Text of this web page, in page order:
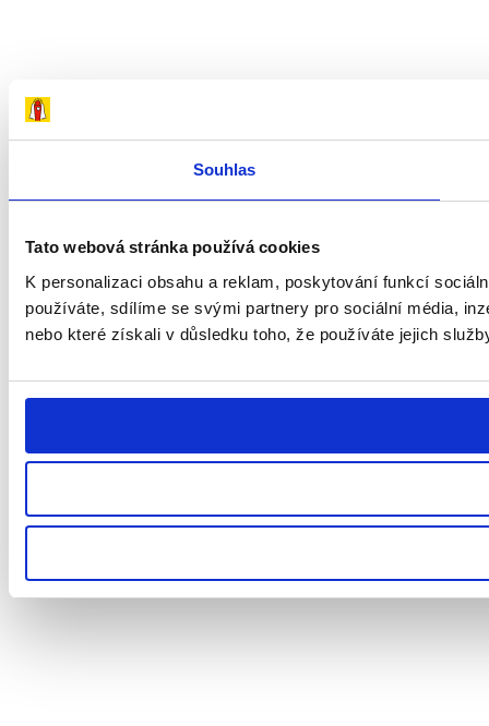
Souhlas
Tato webová stránka používá cookies
K personalizaci obsahu a reklam, poskytování funkcí
používáte, sdílíme se svými partnery pro sociální média,
nebo které získali v důsledku toho, že používáte jejich